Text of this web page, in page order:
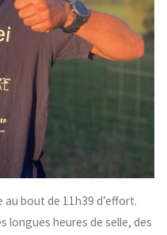
au bout de 11h39 d’effort.
longues heures de selle, des